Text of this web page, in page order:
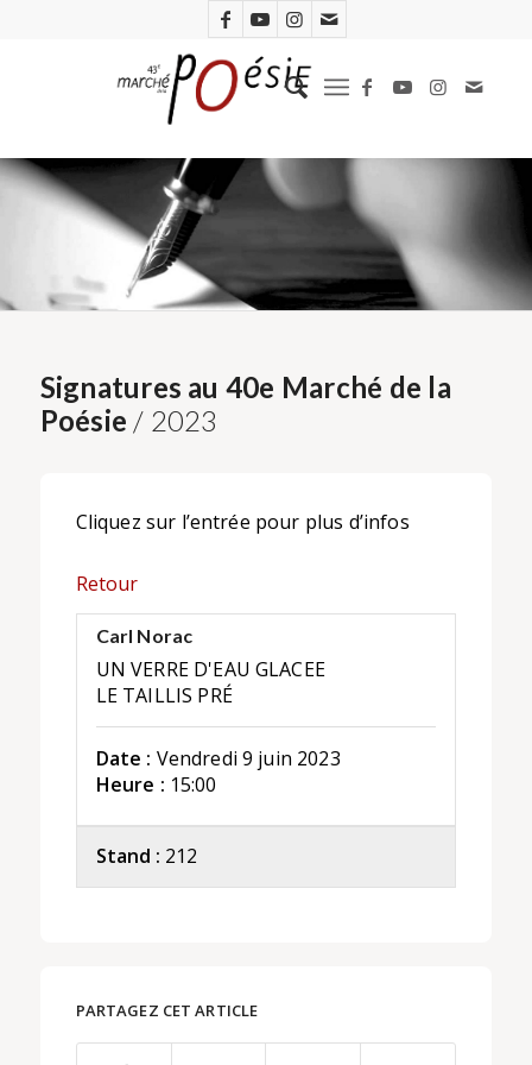
Signatures au 40e Marché de la
Poésie / 2023
Cliquez sur l’entrée pour plus d’infos
Retour
Carl Norac
UN VERRE D'EAU GLACEE
LE TAILLIS PRÉ
Date : Vendredi 9 juin 2023
Heure : 15:00
Stand : 212
PARTAGEZ CET ARTICLE